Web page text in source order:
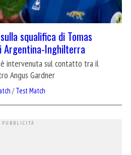
squalifica di Tomas
Argentina-Inghilterra
è intervenuta sul contatto tra il
Angus Gardner
/Test Match